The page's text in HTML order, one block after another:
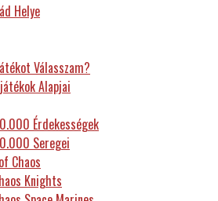
Helye
Válasszam?
Alapjai
Érdekességek
Seregei
Chaos
Knights